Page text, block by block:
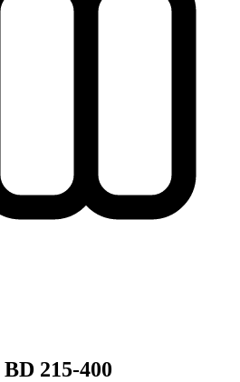
BD 215-400